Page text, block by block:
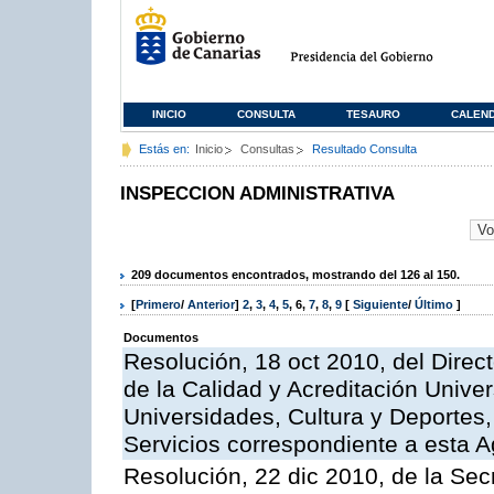
INICIO CONSULTA TESAURO
Estás en: Inicio Consultas Resultado Consulta
INSPECCION ADMINISTRATIVA
209 documentos encontrados, mostrando del 126 al 150.
[Primero/ Anterior] 2, 3, 4, 5, 6, 7, 8, 9 [ Siguiente/ Último ]
Documentos
Resolución, 18 oct 2010, del
de la Calidad y Acreditación
Universidades, Cultura y
Servicios correspondiente a esta
Resolución, 22 dic 2010, de la